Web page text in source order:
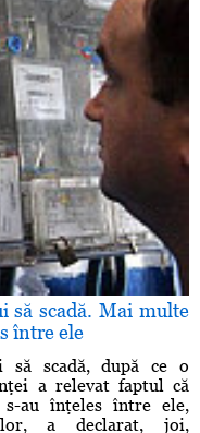
să scadă. Mai multe
între ele
scadă, după ce o
a relevat faptul că
au înţeles între ele,
a declarat, joi,